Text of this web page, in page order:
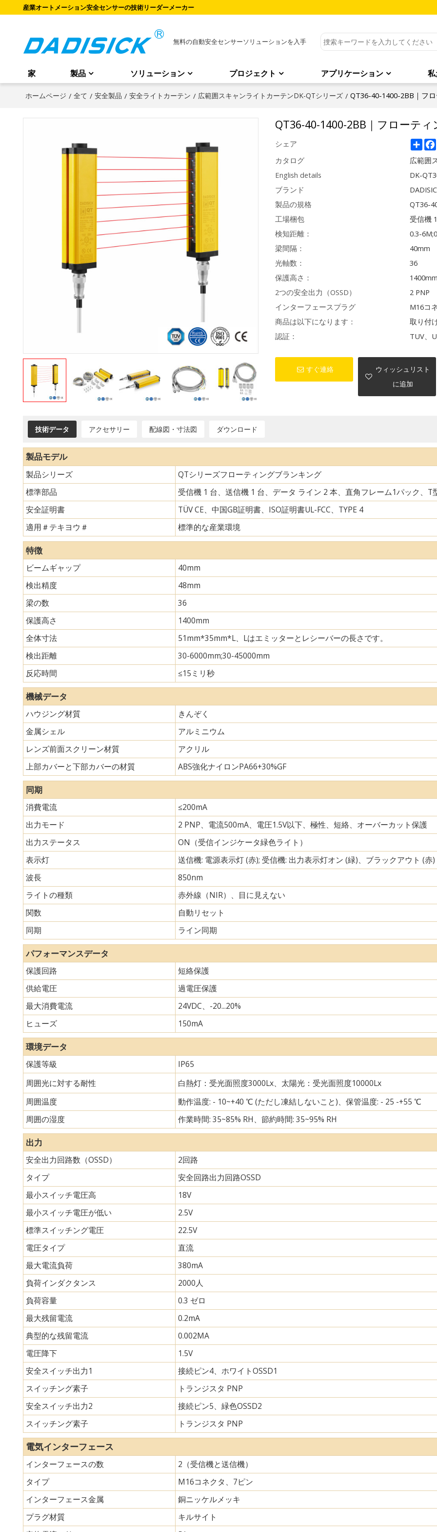
産業オートメーション安全センサーの技術リーダーメーカー
無料の自動安全センサーソリューションを入手
家 製品 ソリューション プロジェクト アプリケーション
ホームページ / 全て / 安全製品 / 安全ライトカーテン / 広範囲スキャンライトカーテンDK-QTシリーズ / QT36-40-1400-2BB｜フ
QT36-40-1400-2BB｜フローテ
シェア
カタログ
広範囲
English details
DK-
ブランド
製品の規格
QT36-
工場梱包
受信機
検知距離：
0.3-
梁間隔：
40mm
光軸数：
36
保護高さ：
1400mm
2つの安全出力（OSSD）
2 PNP
インターフェースプラグ
M16コ
商品は以下になります：
取り付
認証：
TUV、
すぐ連絡
ウィッシュリスト
に追加
技術データ アクセサリー 配線図・寸法図 ダウンロード
製品モデル
製品シリーズ
QTシリーズフローティングブランキング
標準部品
受信機 1 台、送信機 1 台、データ ライン 2 本、直角フレーム1パック、T
安全証明書
TÜV CE、中国GB証明書、ISO証明書UL-FCC、TYPE 4
適用＃テキヨウ＃
標準的な産業環境
特徴
ビームギャップ
40mm
検出精度
48mm
梁の数
36
保護高さ
1400mm
全体寸法
51mm*35mm*L、Lはエミッターとレシーバーの長さです。
検出距離
30-6000mm;30-45000mm
反応時間
≤15ミリ秒
機械データ
ハウジング材質
きんぞく
金属シェル
アルミニウム
レンズ前面スクリーン材質
アクリル
上部カバーと下部カバーの材質
ABS強化ナイロンPA66+30%GF
同期
消費電流
≤200mA
出力モード
2 PNP、電流500mA、電圧1.5V以下、極性、短絡、オーバーカット保護
出力ステータス
ON（受信インジケータ緑色ライト）
表示灯
送信機: 電源表示灯 (赤); 受信機: 出力表示灯オン (緑)、ブラックアウト (赤)
波長
850nm
ライトの種類
赤外線（NIR）、目に見えない
関数
自動リセット
同期
ライン同期
パフォーマンスデータ
保護回路
短絡保護
供給電圧
過電圧保護
最大消費電流
24VDC、-20...20%
ヒューズ
150mA
環境データ
保護等級
IP65
周囲光に対する耐性
白熱灯：受光面照度3000Lx、太陽光：受光面照度10000Lx
周囲温度
動作温度: - 10~+40 ℃ (ただし凍結しないこと)、保管温度: - 25 -+55 ℃
周囲の湿度
作業時間: 35~85% RH、節約時間: 35~95% RH
出力
安全出力回路数（OSSD）
2回路
タイプ
安全回路出力回路OSSD
最小スイッチ電圧高
18V
最小スイッチ電圧が低い
2.5V
標準スイッチング電圧
22.5V
電圧タイプ
直流
最大電流負荷
380mA
負荷インダクタンス
2000人
負荷容量
0.3 ゼロ
最大残留電流
0.2mA
典型的な残留電流
0.002MA
電圧降下
1.5V
安全スイッチ出力1
接続ピン4、ホワイトOSSD1
スイッチング素子
トランジスタ PNP
安全スイッチ出力2
接続ピン5、緑色OSSD2
スイッチング素子
トランジスタ PNP
電気インターフェース
インターフェースの数
2（受信機と送信機）
タイプ
M16コネクタ、7ピン
インターフェース金属
銅ニッケルメッキ
プラグ材質
キルサイト